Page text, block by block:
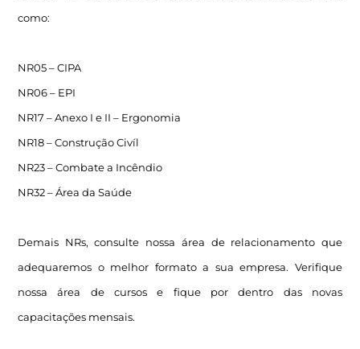
como:
NR05 – CIPA
NR06 – EPI
NR17 – Anexo I e II – Ergonomia
NR18 – Construção Civíl
NR23 – Combate a Incêndio
NR32 – Área da Saúde
Demais NRs, consulte nossa área de relacionamento que
adequaremos o melhor formato a sua empresa. Verifique
nossa área de cursos e fique por dentro das novas
capacitações mensais.